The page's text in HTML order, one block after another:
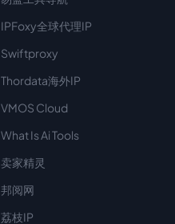
IPFoxy全球代理IP
Swiftproxy
Thordata海外IP
VMOS Cloud
What Is Ai Tools
卖家精灵
邦阅网
荔枝IP